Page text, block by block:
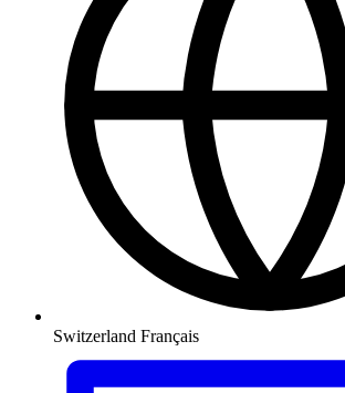
Switzerland Français